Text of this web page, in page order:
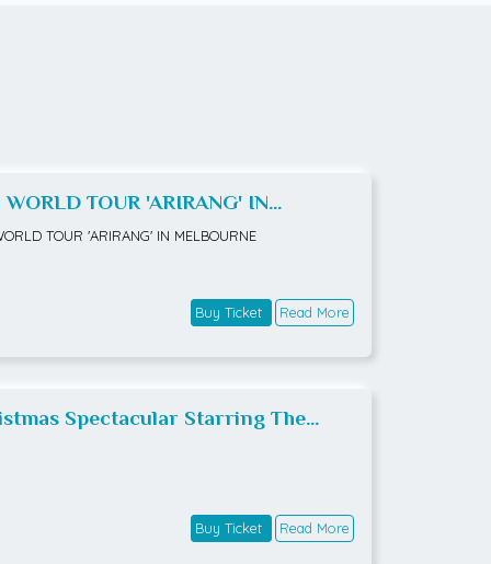
WORLD TOUR 'ARIRANG' IN
TOUR 'ARIRANG' IN MELBOURNE
Buy Ticket Read More
Spectacular Starring The
Buy Ticket Read More